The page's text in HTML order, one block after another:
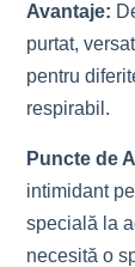
Avantaje:
purtat,
pentru
respirabil.
Puncte de
intimidant
specială la
necesită o